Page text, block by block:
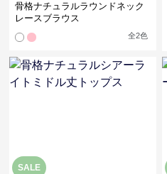
骨格ナチュラルラウンドネック
レースブラウス
全2色
SALE